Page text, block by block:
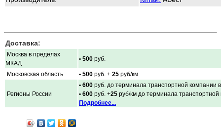
Доставка:
Москва в пределах
МКАД
• 500 руб.
Московская область • 500 руб. + 25 руб/км
Регионы России
• 600 руб. до терминала транспортной компании
• 600 руб. +25 руб/км до терминала
Подробнее...